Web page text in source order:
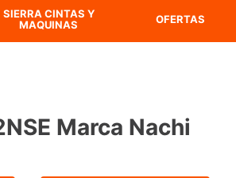
SIERRA CINTAS Y
MAQUINAS
OFERTAS
Marca Nachi